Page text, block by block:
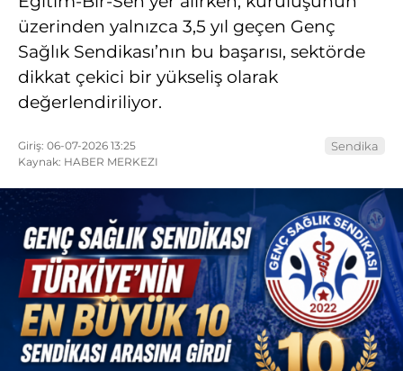
üzerinden yalnızca 3,5 yıl geçen Genç
Sağlık Sendikası’nın bu başarısı, sektörde
dikkat çekici bir yükseliş olarak
değerlendiriliyor.
Giriş: 06-07-2026 13:25
Kaynak: HABER MERKEZI
Sendika